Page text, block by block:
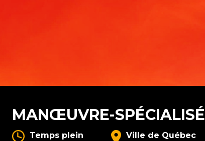
MANŒUVRE-SPÉCIALISÉ
Temps plein Ville de Québec